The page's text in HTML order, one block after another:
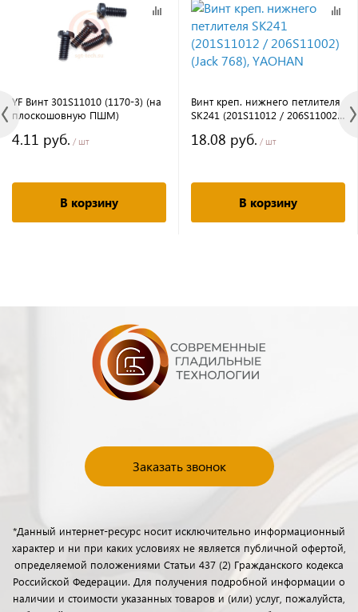
YF Винт 301S11010 (1170-3) (на
плоскошовную ПШМ)
4.11 руб. / шт
В корзину
Винт креп. нижнего петлителя
SK241 (201S11012 / 206S11002)
18.08 руб. / шт
В корзину
Заказать звонок
*Данный интернет-ресурс носит исключительно информационный
характер и ни при каких условиях не является публичной офертой,
определяемой положениями Статьи 437 (2) Гражданского кодекса
Российской Федерации. Для получения подробной информации о
наличии и стоимости указанных товаров и (или) услуг, пожалуйста,